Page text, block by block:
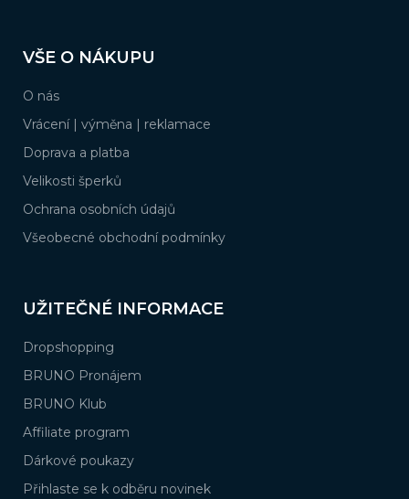
pVŠE O NÁKUPU
O nás
Vrácení | výměna | reklamace
Doprava a platba
Velikosti šperků
Ochrana osobních údajů
Všeobecné obchodní podmínky
UŽITEČNÉ INFORMACE
Dropshopping
BRUNO Pronájem
BRUNO Klub
Affiliate program
Dárkové poukazy
Přihlaste se k odběru novinek